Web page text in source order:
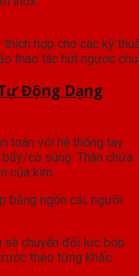
hợp cho các kỹ
thao tác hút ngược
Động Dạng
toàn với hệ thống tay
cò súng. Thân chứa
của kim.
bằng ngón cái, người
sẽ chuyển đổi lực bóp
theo từng khấc.